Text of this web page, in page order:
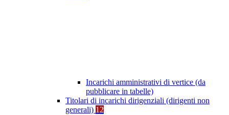
Incarichi amministrativi di vertice (da
pubblicare in tabelle)
Titolari di incarichi dirigenziali (dirigenti non
generali) 12